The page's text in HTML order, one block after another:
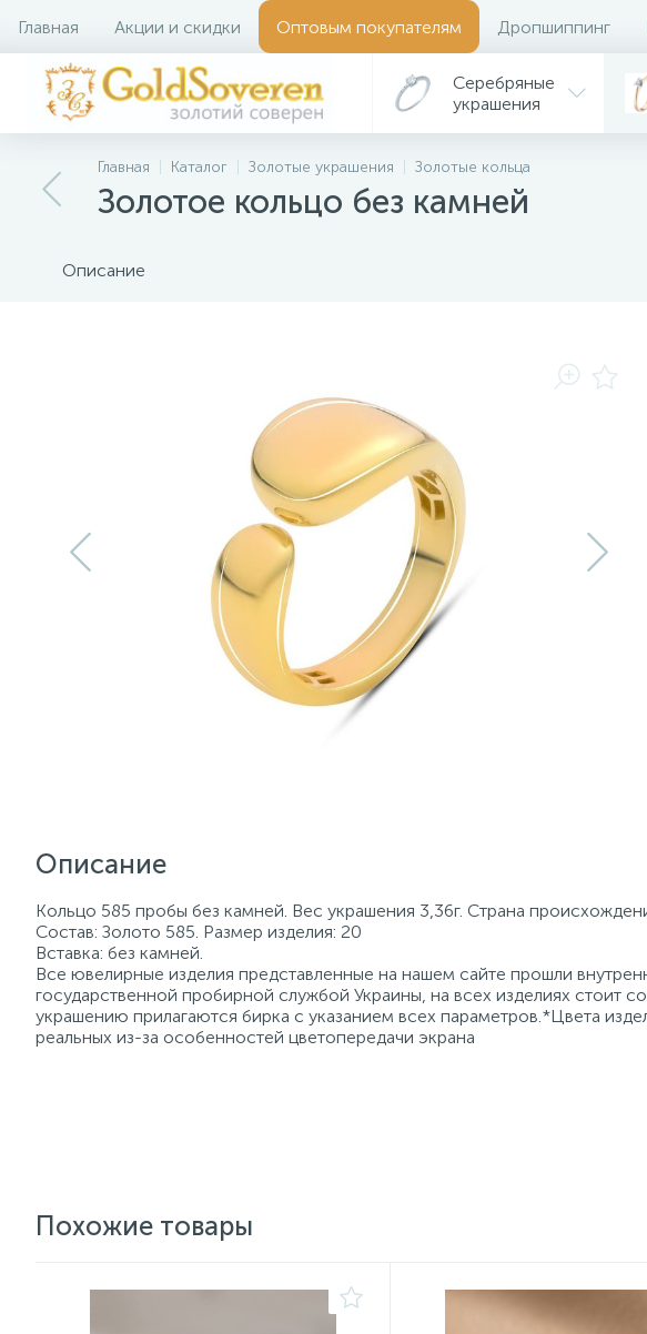
Главная Акции и скидки Оптовым покупателям Дропшиппинг
Серебряные
украшения
Главная Каталог Золотые украшения Золотые кольца
Золотое кольцо без камней
Описание
Описание
Кольцо 585 пробы без камней. Вес украшения 3,36г. Страна
Состав: Золото 585. Размер изделия: 20
Вставка: без камней.
Все ювелирные изделия представленные на нашем сайте прошли
государственной пробирной службой Украины, на всех изделиях стоит
украшению прилагаются бирка с указанием всех параметров.*Цвета
реальных из-за особенностей цветопередачи экрана
Похожие товары